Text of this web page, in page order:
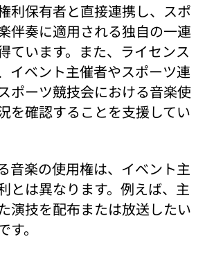
利保有者と直接連携し、スポ
伴奏に適用される独自の一連
ています。また、ライセンス
イベント主催者やスポーツ連
ポーツ競技会における音楽使
を確認することを支援してい
音楽の使用権は、イベント主
とは異なります。例えば、主
演技を配布または放送したい
。